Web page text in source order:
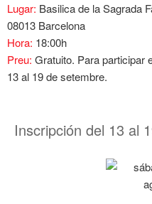
Lugar: Basilica de la Sagrada
08013 Barcelona
Hora: 18:00h
Preu: Gratuito. Para participar
13 al 19 de setembre.
Inscripción del 13 al